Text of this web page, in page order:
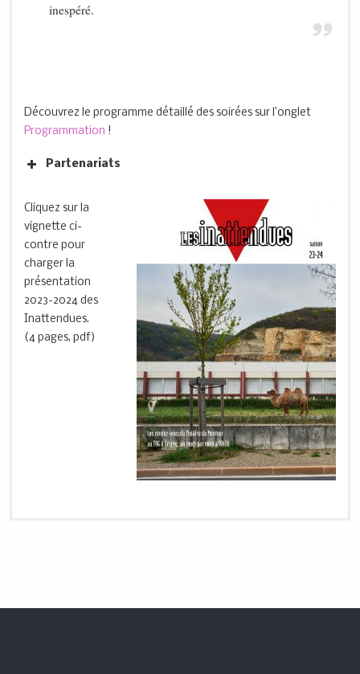
inespéré.
Découvrez le programme détaillé des soirées sur l’onglet
Programmation !
Partenariats
Cliquez sur la
vignette ci-
contre pour
charger la
présentation
2023-2024 des
Inattendues.
(4 pages, pdf)